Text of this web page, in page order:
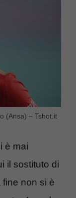
(Ansa) – Tshot.it
è mai
il sostituto di
non si è